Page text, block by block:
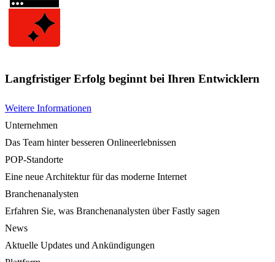
Langfristiger Erfolg beginnt bei Ihren Entwicklern
Weitere Informationen
Unternehmen
Das Team hinter besseren Onlineerlebnissen
POP-Standorte
Eine neue Architektur für das moderne Internet
Branchenanalysten
Erfahren Sie, was Branchenanalysten über Fastly sagen
News
Aktuelle Updates und Ankündigungen